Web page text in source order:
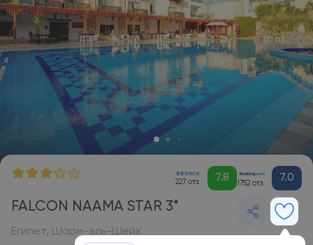
227 отз. 7.8 1752 отз. 7.0
FALCON NAAMA STAR 3*
Египет, Шарм-эль-Шейх